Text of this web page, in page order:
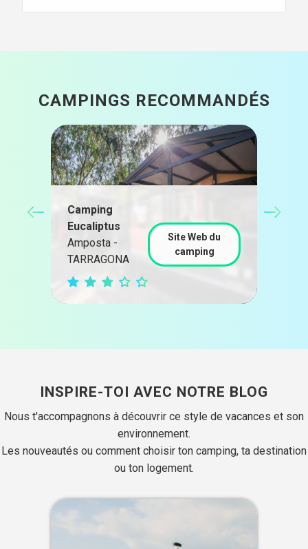
CAMPINGS RECOMMANDÉS
Camping
Eucaliptus
Amposta -
TARRAGONA
Site Web du
camping
INSPIRE-TOI AVEC NOTRE BLOG
Nous t'accompagnons à découvrir ce style de vacances et son
environnement.
Les nouveautés ou comment choisir ton camping, ta destination
ou ton logement.